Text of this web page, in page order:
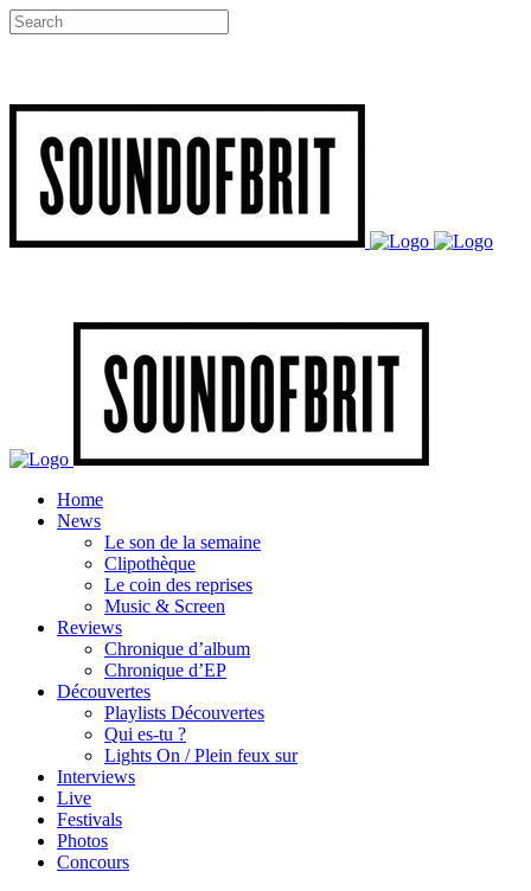
Home
News
Le son de la semaine
Clipothèque
Le coin des reprises
Music & Screen
Reviews
Chronique d’album
Chronique d’EP
Découvertes
Playlists Découvertes
Qui es-tu ?
Lights On / Plein feux sur
Interviews
Live
Festivals
Photos
Concours